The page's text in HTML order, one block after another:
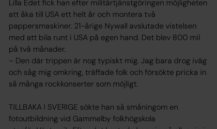
Lilla Edet fick han efter militärtjänstgöringen möjligheten
att åka till USA ett helt år och montera två
pappersmaskiner. 21-årige Nywall avslutade vistelsen
med att bila runt i USA på egen hand. Det blev 800 mil
på två månader.
– Den där trippen är nog typiskt mig. Jag bara drog iväg
och såg mig omkring, träffade folk och försökte pricka in
så många rockkonserter som möjligt.
TILLBAKA I SVERIGE sökte han så småningom en
fotoutbildning vid Gammelby folkhögskola